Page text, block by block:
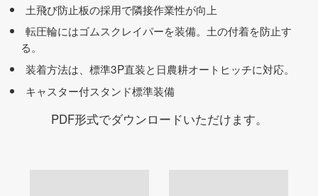
土飛び防止板の採用で隣接作業性が向上
転圧輪にはゴムスクレイパーを装備。土の付着を防止す
る。
装着方法は、標準3P直装と日農耕オートヒッチに対応。
キャスター付スタンド標準装備
PDF形式でダウンロードいただけます。